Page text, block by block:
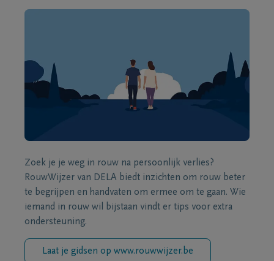
Zoek je je weg in rouw na persoonlijk verlies?
RouwWijzer van DELA biedt inzichten om rouw beter
te begrijpen en handvaten om ermee om te gaan. Wie
iemand in rouw wil bijstaan vindt er tips voor extra
ondersteuning.
Laat je gidsen op www.rouwwijzer.be